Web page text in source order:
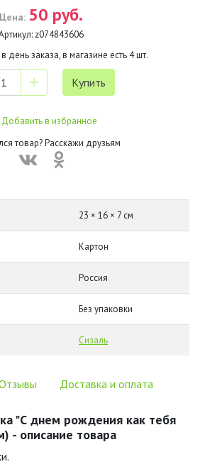
Цена: 50 руб.
z074843606
день заказа, в магазине есть 4шт.
в избранное
товар? Расскажи друзьям
23 × 16 × 7 см
Картон
Россия
Без упаковки
Сизаль
Доставка и оплата
"С днем рождения как тебя
- описание товара